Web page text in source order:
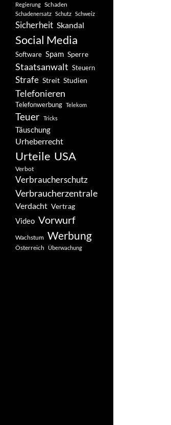
Regierung Schaden
Schadenersatz Schutz Schweiz
Sicherheit Skandal
Social Media
Software Spam Sperre
Staatsanwalt Steuern
Strafe Streit Studien
Telefonieren
Telefonwerbung Telekom
Teuer Tricks
Täuschung
Urheberrecht
Urteile USA
Verbot
Verbraucherschutz
Verbraucherzentrale
Verdacht Vertrag
Video Vorwurf
Wachstum Werbung
Österreich Überwachung